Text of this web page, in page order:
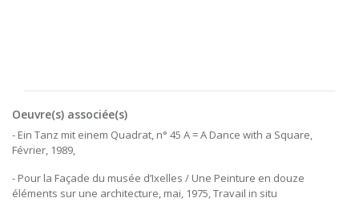
Oeuvre(s) associée(s)
- Ein Tanz mit einem Quadrat, n° 45 A = A Dance with a Square,
Février, 1989,
- Pour la Façade du musée d’Ixelles / Une Peinture en douze
éléments sur une architecture, mai, 1975, Travail in situ